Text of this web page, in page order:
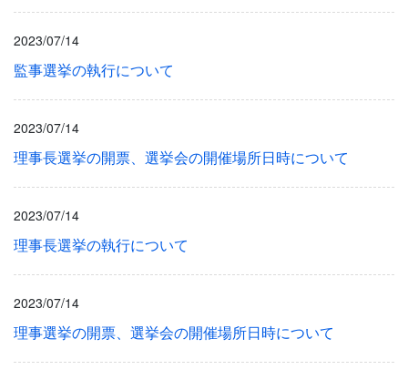
2023/07/14
監事選挙の執行について
2023/07/14
理事長選挙の開票、選挙会の開催場所日時について
2023/07/14
理事長選挙の執行について
2023/07/14
理事選挙の開票、選挙会の開催場所日時について